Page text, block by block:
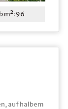
m²: 96
auf halbem